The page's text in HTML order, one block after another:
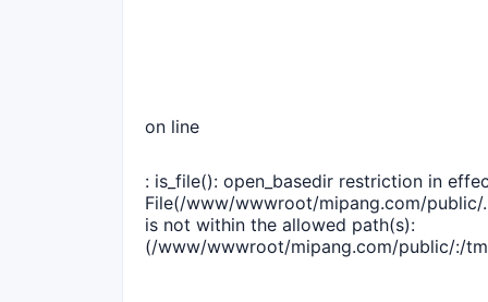
on line
: is_file(): open_basedir restriction in
File(/www/wwwroot/mipang.com/
is not within the allowed path(s):
(/www/wwwroot/mipang.com/public/:/